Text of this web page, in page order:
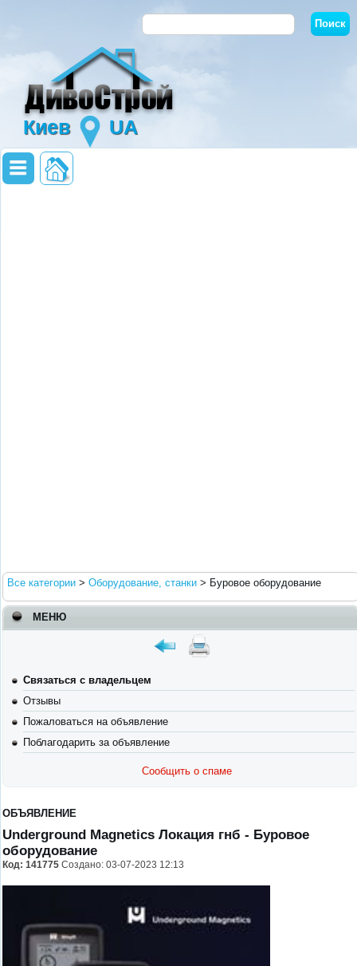
Киев UA
Все категории > Оборудование, станки > Буровое оборудование
МЕНЮ
Связаться с владельцем
Отзывы
Пожаловаться на объявление
Поблагодарить за объявление
Сообщить о спаме
ОБЪЯВЛЕНИЕ
Underground Magnetics Локация гнб - Буровое
оборудование
Код: 141775 Создано: 03-07-2023 12:13